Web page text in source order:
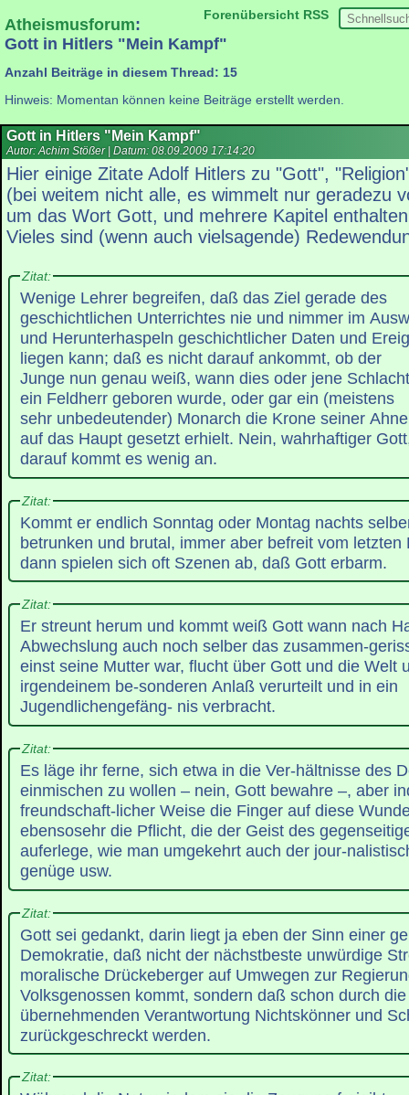
Forenübersicht RSS
Atheismusforum:
Gott in Hitlers "Mein Kampf"
Anzahl Beiträge in diesem Thread: 15
Hinweis: Momentan können keine Beiträge erstellt werden.
Gott in Hitlers "Mein Kampf"
Autor: Achim Stößer | Datum: 08.09.2009 17:14:20
Hier einige Zitate Adolf Hitlers zu "Gott",
(bei weitem nicht alle, es wimmelt nur geradezu
um das Wort Gott, und mehrere Kapitel
Vieles sind (wenn auch vielsagende)
Zitat:
Wenige Lehrer begreifen, daß das Ziel gerade des
geschichtlichen Unterrichtes nie und nimmer im
und Herunterhaspeln geschichtlicher Daten und
liegen kann; daß es nicht darauf ankommt, ob der
Junge nun genau weiß, wann dies oder jene
ein Feldherr geboren wurde, oder gar ein (meistens
sehr unbedeutender) Monarch die Krone seiner
auf das Haupt gesetzt erhielt. Nein, wahrhaftiger
darauf kommt es wenig an.
Zitat:
Kommt er endlich Sonntag oder Montag nachts
betrunken und brutal, immer aber befreit vom letzten
dann spielen sich oft Szenen ab, daß Gott erbarm.
Zitat:
Er streunt herum und kommt weiß Gott wann nach
Abwechslung auch noch selber das zusammen-
einst seine Mutter war, flucht über Gott und die Welt
irgendeinem be-sonderen Anlaß verurteilt und in ein
Jugendlichengefäng- nis verbracht.
Zitat:
Es läge ihr ferne, sich etwa in die Ver-hältnisse des
einmischen zu wollen – nein, Gott bewahre –, aber
freundschaft-licher Weise die Finger auf diese
ebensosehr die Pflicht, die der Geist des
auferlege, wie man umgekehrt auch der jour-
genüge usw.
Zitat:
Gott sei gedankt, darin liegt ja eben der Sinn einer
Demokratie, daß nicht der nächstbeste unwürdige
moralische Drückeberger auf Umwegen zur
Volksgenossen kommt, sondern daß schon durch
übernehmenden Verantwortung Nichtskönner und
zurückgeschreckt werden.
Zitat: